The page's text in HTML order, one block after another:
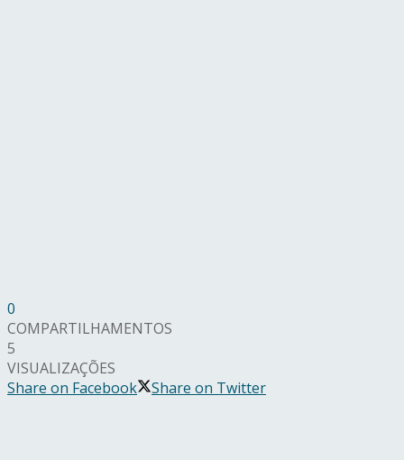
0
COMPARTILHAMENTOS
5
VISUALIZAÇÕES
Share on Facebook
Share on Twitter